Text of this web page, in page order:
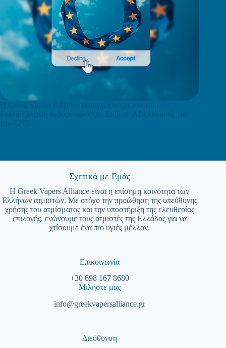
Σχετικά με Εμάς
Η Greek Vapers Alliance είναι η επίσημη κοινότητα των
Ελλήνων ατμιστών. Με στόχο την προώθηση της υπεύθυνης
χρήσης του ατμίσματος και την υποστήριξη της ελευθερίας
επιλογής, ενώνουμε τους ατμιστές της Ελλάδας για να
χτίσουμε ένα πιο υγιές μέλλον.
Επικοινωνία
+30 698 167 8680
Μιλήστε μας
info@greekvapersalliance.gr
Διεύθυνση